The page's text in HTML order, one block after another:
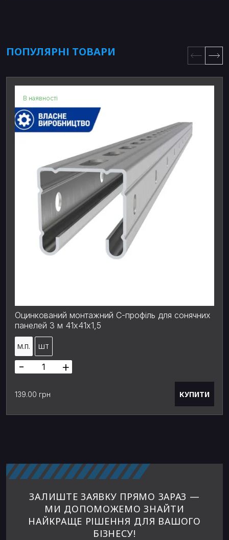
ПОПУЛЯРНІ ТОВАРИ
В наявності
Оцинкований монтажний С-профіль для сонячних
панелей 3 м 41х41x1,5
М.П. ШТ
- +
139.00 грн КУПИТИ
ЗАЛИШТЕ ЗАЯВКУ ПРЯМО ЗАРАЗ —
МИ ДОПОМОЖЕМО ЗНАЙТИ
НАЙКРАЩЕ РІШЕННЯ ДЛЯ ВАШОГО
БІЗНЕСУ!